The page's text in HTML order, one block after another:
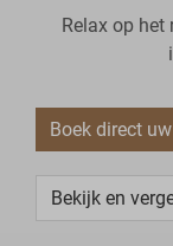
Relax op het
Boek direct
Bekijk en